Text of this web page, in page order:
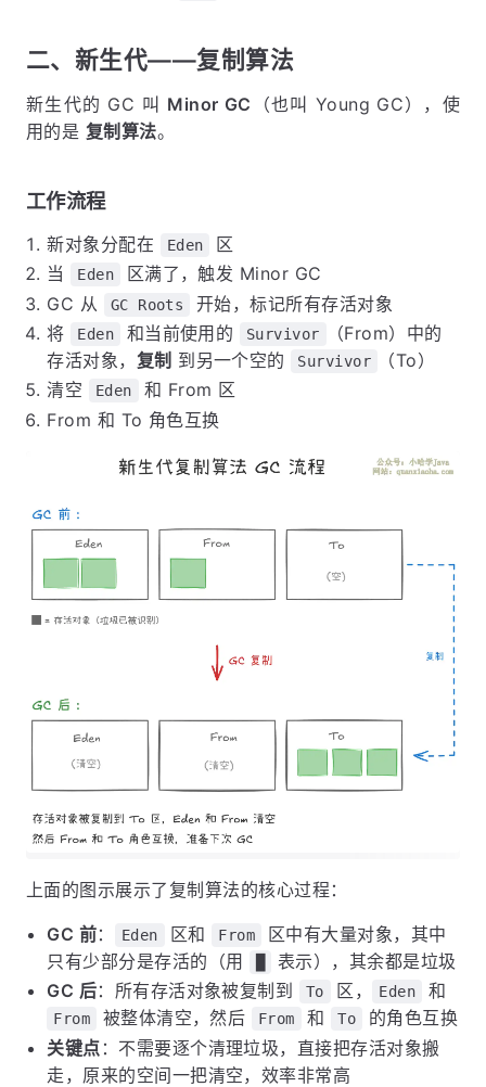
二、新生代——复制算法
新生代的 GC 叫 Minor GC （也叫 Young GC），使
用的是 复制算法。
工作流程
新对象分配在 Eden
区
当
Eden
区满了，触发 Minor GC
GC 从
GC Roots
开始，标记所有存活对象
将
Eden 和当前使用的 Survivor
（From）中的
存活对象， 复制 到另一个空的 Survivor
（To）
清空
Eden
和 From 区
From 和 To 角色互换
上面的图示展示了复制算法的核心过程：
GC 前： Eden 区和 From
区中有大量对象，其中
只有少部分是存活的（用
表示），其余都是垃圾
GC 后：所有存活对象被复制到 To 区， Eden 和
From 被整体清空，然后 From 和 To
的角色互换
关键点 ：不需要逐个清理垃圾，直接把存活对象搬
走，原来的空间一把清空，效率非常高